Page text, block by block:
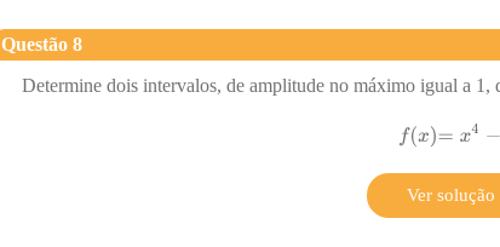
Questão 8
Determine dois intervalos, de amplitude no máximo igual a 1,
Ver solução